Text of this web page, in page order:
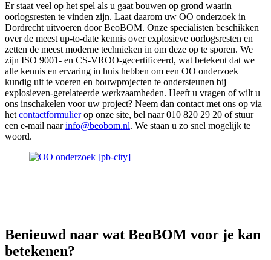
Er staat veel op het spel als u gaat bouwen op grond waarin
oorlogsresten te vinden zijn. Laat daarom uw OO onderzoek in
Dordrecht uitvoeren door BeoBOM. Onze specialisten beschikken
over de meest up-to-date kennis over explosieve oorlogsresten en
zetten de meest moderne technieken in om deze op te sporen. We
zijn ISO 9001- en CS-VROO-gecertificeerd, wat betekent dat we
alle kennis en ervaring in huis hebben om een OO onderzoek
kundig uit te voeren en bouwprojecten te ondersteunen bij
explosieven-gerelateerde werkzaamheden. Heeft u vragen of wilt u
ons inschakelen voor uw project? Neem dan contact met ons op via
het contactformulierop onze site, bel naar 010 820 29 20 of stuur
een e-mail naarinfo@beobom.nl. We staan u zo snel mogelijk te
woord.
Benieuwd naar wat BeoBOM voor je kan
betekenen?